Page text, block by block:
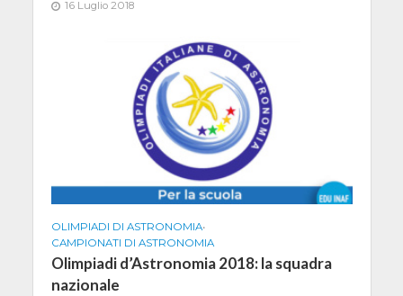
16 Luglio 2018
OLIMPIADI DI ASTRONOMIA•
CAMPIONATI DI ASTRONOMIA
Olimpiadi d’Astronomia 2018: la squadra
nazionale